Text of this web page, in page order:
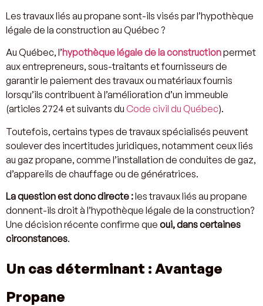
Les travaux liés au propane sont-ils visés par l’hypothèque
légale de la construction au Québec ?
Au Québec, l’hypothèque légale de la constructionpermet
aux entrepreneurs, sous-traitants et fournisseurs de
garantir le paiement des travaux ou matériaux fournis
lorsqu’ils contribuent à l’amélioration d’un immeuble
(articles 2724 et suivants du Code civil du Québec).
Toutefois, certains types de travaux spécialisés peuvent
soulever des incertitudes juridiques, notamment ceux liés
au gaz propane, comme l’installation de conduites de gaz,
d’appareils de chauffage ou de génératrices.
La question est donc directe :les travaux liés au propane
donnent-ils droit à l’hypothèque légale de la construction?
Une décision récente confirme que oui, dans certaines
circonstances.
Un cas déterminant : Avantage
Propane